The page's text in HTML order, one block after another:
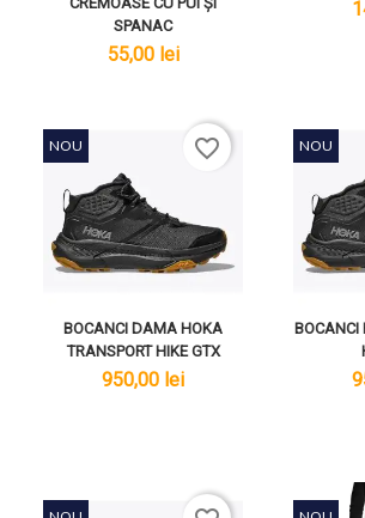
SPANAC
lei
55,00 lei
BOCANCI DAMA HOKA
TRANSPORT HIKE GTX
lei
950,00 lei
NOU favorite_border
BOCANCI
NOU